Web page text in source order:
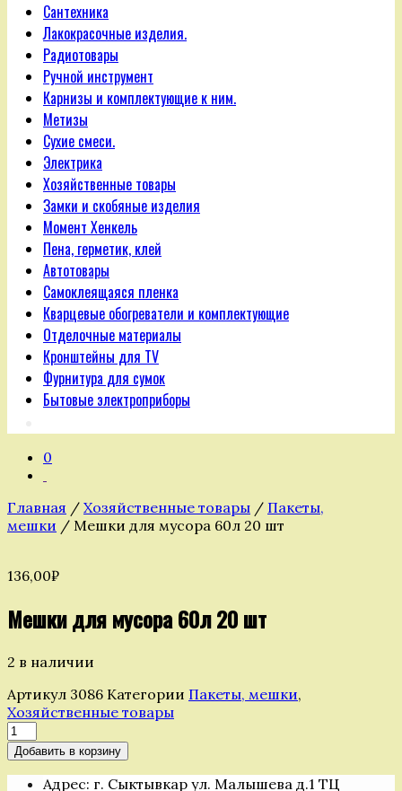
Сантехника
Лакокрасочные изделия.
Радиотовары
Ручной инструмент
Карнизы и комплектующие к ним.
Метизы
Сухие смеси.
Электрика
Хозяйственные товары
Замки и скобяные изделия
Момент Хенкель
Пена, герметик, клей
Автотовары
Самоклеящаяся пленка
Кварцевые обогреватели и комплектующие
Отделочные материалы
Кронштейны для TV
Фурнитура для сумок
Бытовые электроприборы
0
Главная / Хозяйственные товары / Пакеты,
мешки / Мешки для мусора 60л 20 шт
136,00₽
Мешки для мусора 60л 20 шт
2 в наличии
Артикул 3086 Категории Пакеты, мешки,
Хозяйственные товары
Количество
товара
Мешки
для
Добавить в корзину
Адрес: г. Сыктывкар ул. Малышева д.1 ТЦ